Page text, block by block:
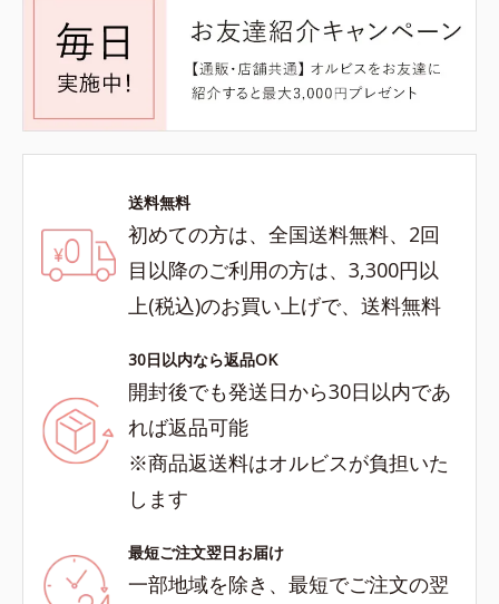
送料無料
初めての方は、全国送料無料、2回
目以降のご利用の方は、3,300円以
上(税込)のお買い上げで、送料無料
30日以内なら返品OK
開封後でも発送日から30日以内であ
れば返品可能
※商品返送料はオルビスが負担いた
します
最短ご注文翌日お届け
一部地域を除き、最短でご注文の翌